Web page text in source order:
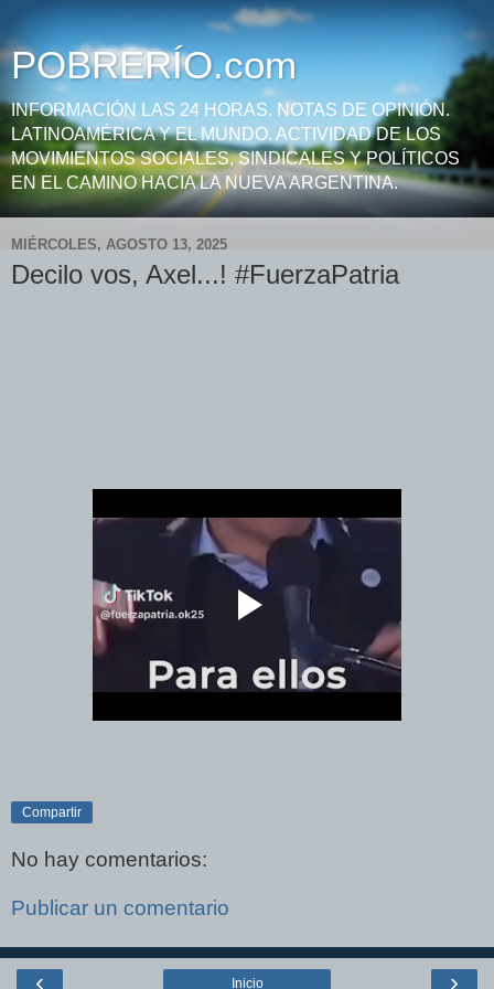
POBRERÍO.com
INFORMACIÓN LAS 24 HORAS. NOTAS DE OPINIÓN.
LATINOAMÉRICA Y EL MUNDO. ACTIVIDAD DE LOS
MOVIMIENTOS SOCIALES, SINDICALES Y POLÍTICOS
EN EL CAMINO HACIA LA NUEVA ARGENTINA.
MIÉRCOLES, AGOSTO 13, 2025
Decilo vos, Axel...! #FuerzaPatria
Compartir
No hay comentarios:
Publicar un comentario
‹ ›
Inicio